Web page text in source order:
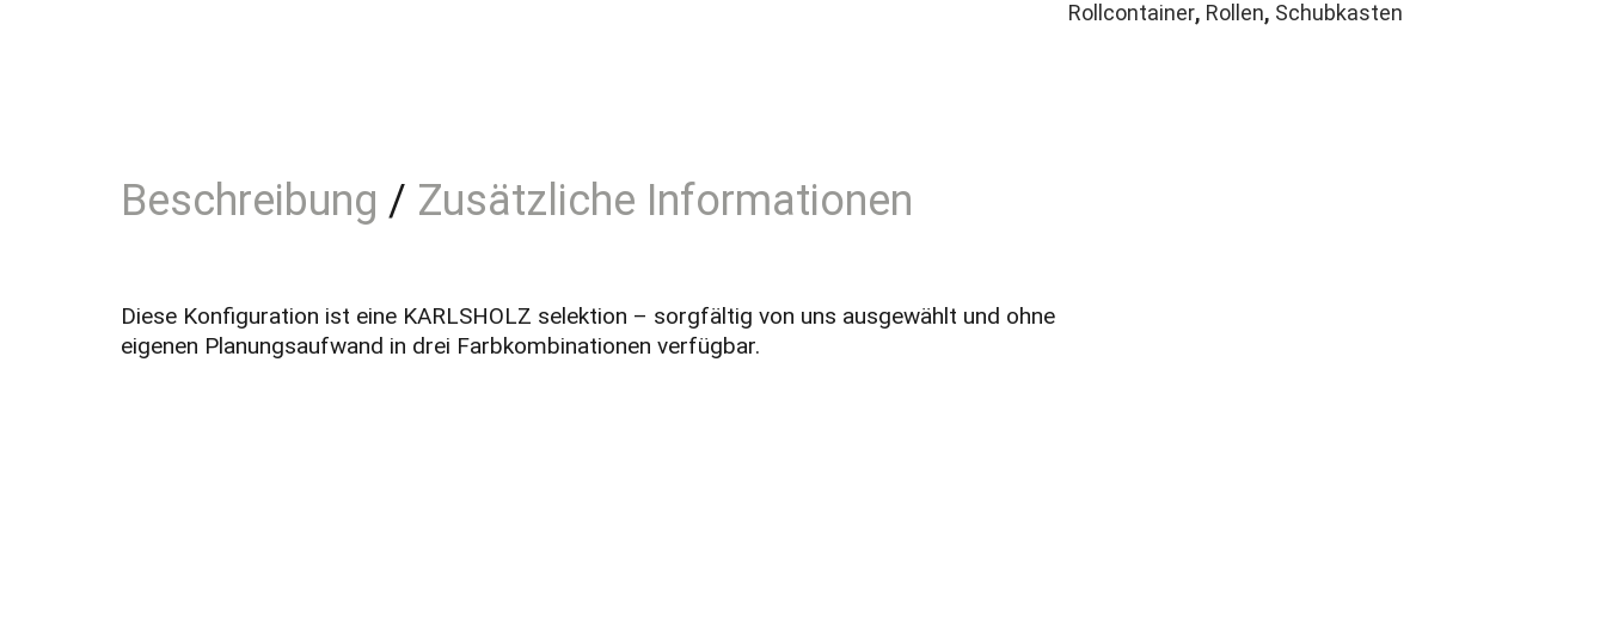
Rollcontainer, Rollen, Schubkasten
Beschreibung Zusätzliche Informationen
Diese Konfiguration ist eine KARLSHOLZ selektion – sorgfältig von uns ausgewählt und ohne
eigenen Planungsaufwand in drei Farbkombinationen verfügbar.